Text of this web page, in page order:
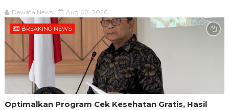
Dewata News Aug 08, 2026
BREAKING NEWS
Optimalkan Program Cek Kesehatan Gratis, Hasil